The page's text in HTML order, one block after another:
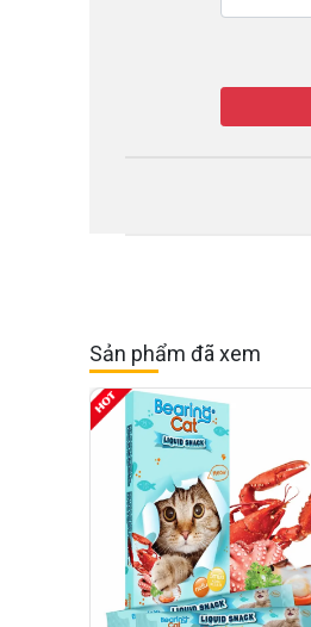
Sản phẩm đã xem